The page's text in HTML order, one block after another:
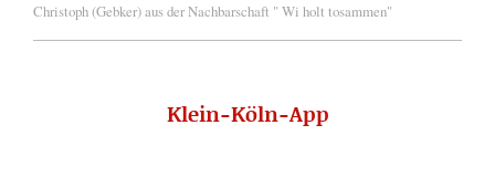
Christoph (Gebker) aus der Nachbarschaft " Wi holt tosammen"
Klein-Köln-App